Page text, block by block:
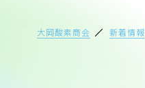
大岡酸素商会 新着情報